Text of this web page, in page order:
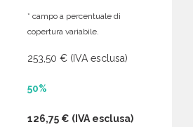
* campo a percentuale di
copertura variabile.
253,50 € (IVA esclusa)
50%
126,75 € (IVA esclusa)